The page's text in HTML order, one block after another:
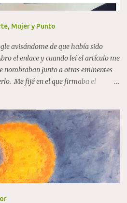
Mujer y Punto
avisándome de que había sido
el enlace y cuando leí el artículo me
nombraban junto a otras eminentes
Me fijé en el que firmaba el
algún tipo de "enchufe". Así que...
Proyecto Arte, Mujer y Punto En el
el ámbito artístico ha estado
esta tendencia está cambiando
artistas reconocidas
de las figuras mencionadas en la
Krugger, Flora Borsi, Concha
Casado Cano , Mª Dolores Gil,